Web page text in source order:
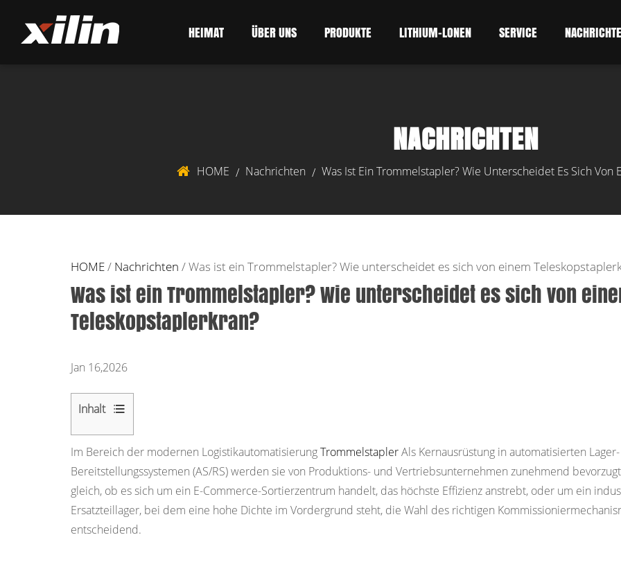
NACHRICHTEN
HOME / Nachrichten / Was Ist Ein Trommelstapler? Wie Unterscheidet Es Sich Von
HEIMAT ÜBER UNS PRODUKTE LITHIUM-LONEN SERVICE
HOME/ Nachrichten /Was ist ein Trommelstapler? Wie unterscheidet es sich von einem
Was ist ein Trommelstapler? Wie unterscheidet es sich von
Teleskopstaplerkran?
Jan 16,2026
Inhalt
1
I.
Was
ist
ein
Trommelstapler?
Im Bereich der modernen LogistikautomatisierungTrommelstaplerAls Kernausrüstung in automatisierten
Bereitstellungssystemen (AS/RS) werden sie von Produktions- und Vertriebsunternehmen zunehmend
gleich, ob es sich um ein E-Commerce-Sortierzentrum handelt, das höchste Effizienz anstrebt, oder um ein
Ersatzteillager, bei dem eine hohe Dichte im Vordergrund steht, die Wahl des richtigen
entscheidend.